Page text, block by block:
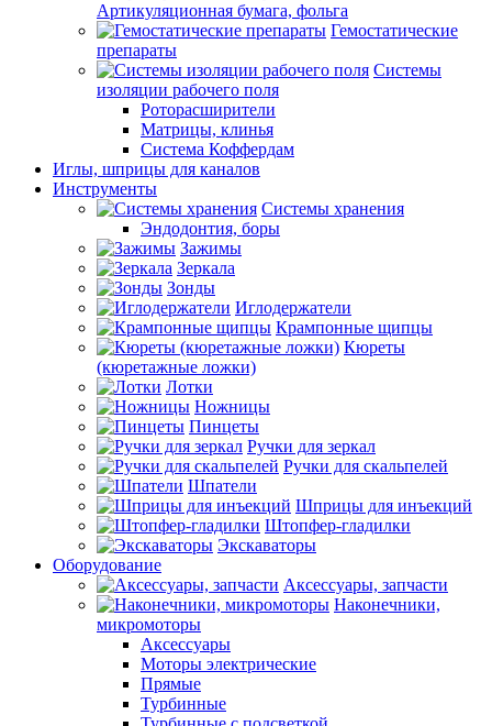
Артикуляционная бумага, фольга
Гемостатические
препараты
Системы
изоляции рабочего поля
Роторасширители
Матрицы, клинья
Система Коффердам
Иглы, шприцы для каналов
Инструменты
Системы хранения
Эндодонтия, боры
Зажимы
Зеркала
Зонды
Иглодержатели
Крампонные щипцы
Кюреты
(кюретажные ложки)
Лотки
Ножницы
Пинцеты
Ручки для зеркал
Ручки для скальпелей
Шпатели
Шприцы для инъекций
Штопфер-гладилки
Экскаваторы
Оборудование
Аксессуары, запчасти
Наконечники,
микромоторы
Аксессуары
Моторы электрические
Прямые
Турбинные